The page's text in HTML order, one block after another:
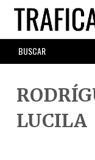
Skip
main
content
SEARCH
FORM
LUCILA